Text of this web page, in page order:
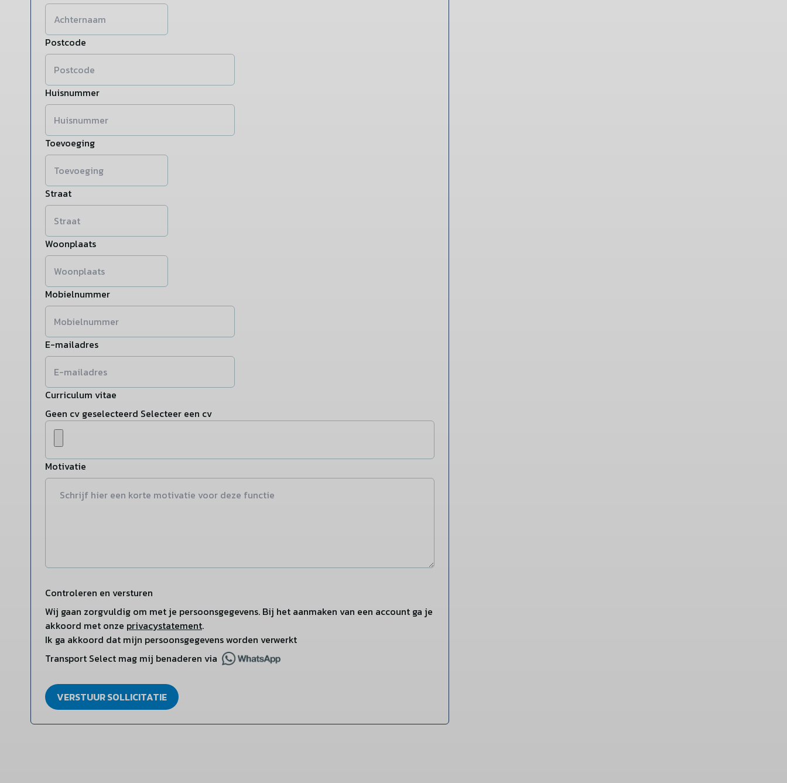
Postcode
Huisnummer
Toevoeging
Straat
Woonplaats
Mobielnummer
E-mailadres
Curriculum vitae
Geen cv geselecteerd Selecteer een cv
Motivatie
Controleren en versturen
Wij gaan zorgvuldig om met je persoonsgegevens. Bij het aanmaken van een account ga je
akkoord met onze privacystatement.
Ik ga akkoord dat mijn persoonsgegevens worden verwerkt
Transport Select mag mij benaderen via
VERSTUUR SOLLICITATIE